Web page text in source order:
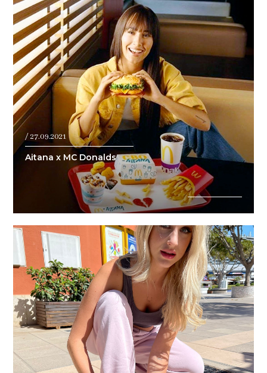
/ 27.09.2021
Aitana x MC Donalds